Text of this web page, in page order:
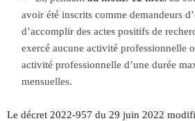
avoir été inscrits comme demandeurs
d’accomplir des actes positifs de
exercé aucune activité professionnelle
activité professionnelle d’une durée
mensuelles.
Le décret 2022-957 du 29 juin 2022